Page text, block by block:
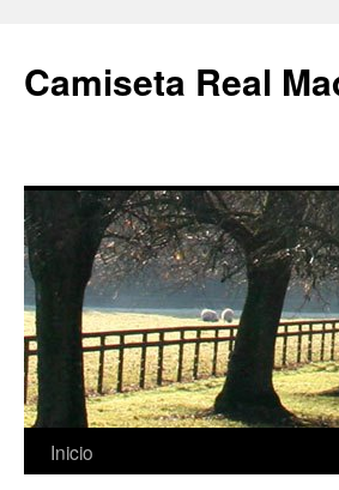
Camiseta Real
Saltar
Inicio